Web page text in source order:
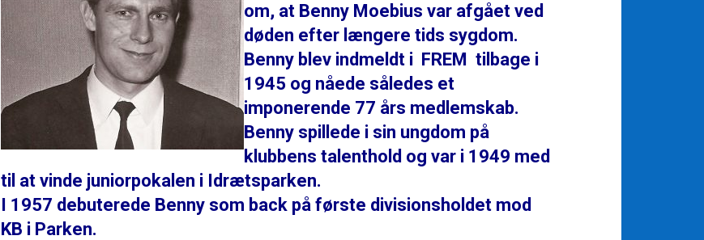
om, at Benny Moebius var afgået ved
døden efter længere tids sygdom.
Benny blev indmeldt i FREM tilbage i
1945 og nåede således et
imponerende 77 års medlemskab.
Benny spillede i sin ungdom på
klubbens talenthold og var i 1949 med
til at vinde juniorpokalen i Idrætsparken.
I 1957 debuterede Benny som back på første divisionsholdet mod
KB i Parken.